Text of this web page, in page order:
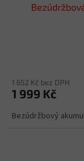
1 652 Kč bez DPH
1 999 Kč
Bezúdržbový